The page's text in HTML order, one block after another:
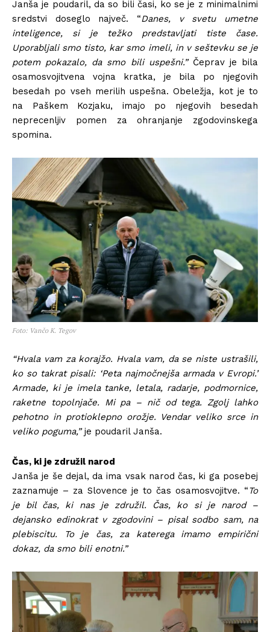
Janša je poudaril, da so bili časi, ko se je z minimalnimi
sredstvi doseglo največ. “Danes, v svetu umetne
inteligence, si je težko predstavljati tiste čase.
Uporabljali smo tisto, kar smo imeli, in v seštevku se je
potem pokazalo, da smo bili uspešni.” Čeprav je bila
osamosvojitvena vojna kratka, je bila po njegovih
besedah po vseh merilih uspešna. Obeležja, kot je to
na Paškem Kozjaku, imajo po njegovih besedah
neprecenljiv pomen za ohranjanje zgodovinskega
spomina.
Foto: Vančo K. Tegov
“Hvala vam za korajžo. Hvala vam, da se niste ustrašili,
ko so takrat pisali: ‘Peta najmočnejša armada v Evropi.’
Armade, ki je imela tanke, letala, radarje, podmornice,
raketne topolnjače. Mi pa – nič od tega. Zgolj lahko
pehotno in protioklepno orožje. Vendar veliko srce in
veliko poguma,”je poudaril Janša.
Čas, ki je združil narod
Janša je še dejal, da ima vsak narod čas, ki ga posebej
zaznamuje – za Slovence je to čas osamosvojitve. “To
je bil čas, ki nas je združil. Čas, ko si je narod –
dejansko edinokrat v zgodovini – pisal sodbo sam, na
plebiscitu. To je čas, za katerega imamo empirični
dokaz, da smo bili enotni.”